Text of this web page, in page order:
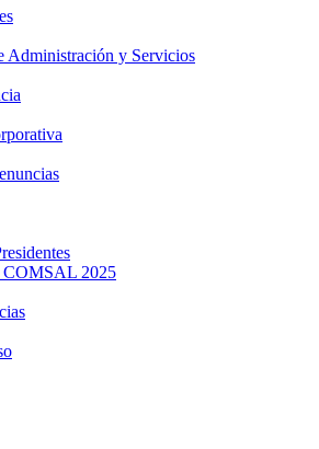
Administración y Servicios
COMSAL 2025